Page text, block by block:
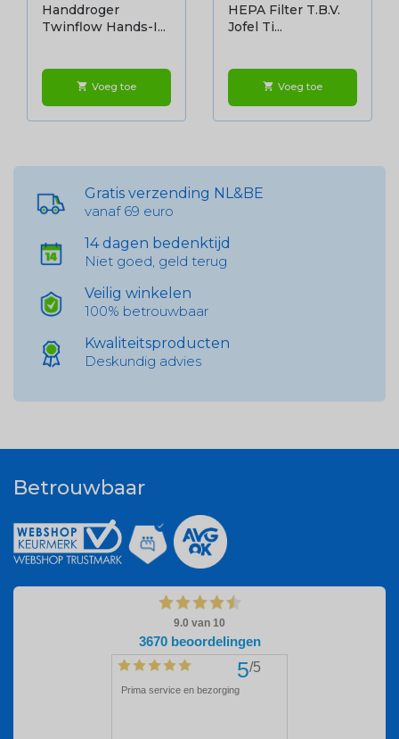
Handdroger
Twinflow Hands-I...
shopping_cart Voeg toe
HEPA Filter T.b.v.
Jofel Ti...
shopping_cart Voeg toe
Gratis verzending NL&BE
vanaf 69 euro
14 dagen bedenktijd
Niet goed, geld terug
Veilig winkelen
100% betrouwbaar
Kwaliteitsproducten
Deskundig advies
Betrouwbaar